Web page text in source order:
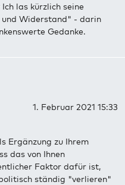
las kürzlich seine
Widerstand" - darin
Gedanke.
1. Februar 2021 15:33
Ergänzung zu Ihrem
das von Ihnen
Faktor dafür ist,
ständig "verlieren"